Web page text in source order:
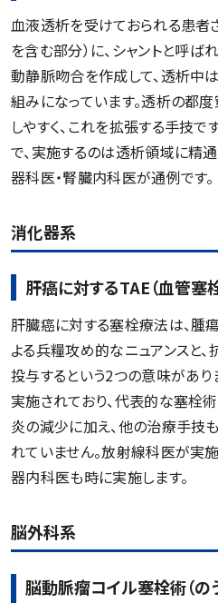
血液透析を受けておられる患者
を含む部分）に、シャントと呼
動静脈吻合を作成して、透析中
組みになっています。透析の都
しやすく、これを拡張する手技
で、実施するのは透析領域に精
器科医・腎臓内科医が通例です。
消化器系
肝癌に対するTAE（血管塞
肝臓癌に対する塞栓療法は、腫
よる兵糧攻め的なニュアンスと
投与するという2つの意味があり
実施されており、代表的な塞栓
炎の減少に加え、他の治療手技
れていません。放射線科医が実
器内科医も時に実施します。
脳外科系
脳動脈瘤コイル塞栓術（の